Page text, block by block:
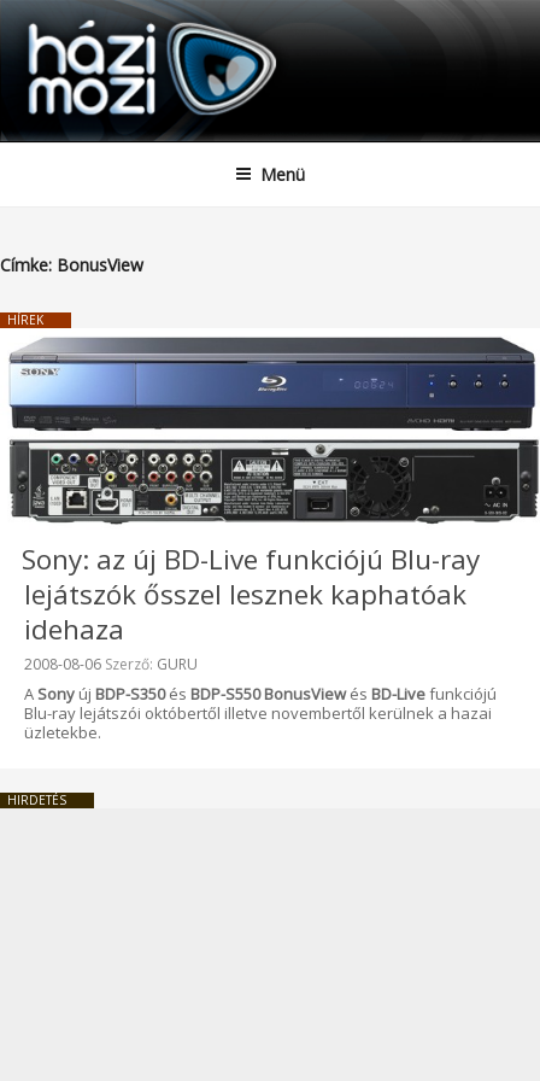
Tartalomhoz
HAZIMOZI
Menü
Címke: BonusView
HÍREK
Sony: az új BD-Live funkciójú Blu-ray
lejátszók ősszel lesznek kaphatóak
idehaza
Beküldve:
2008-08-06 Szerző: GURU
A Sony új BDP-S350és BDP-S550 BonusViewés BD-Livefunkciójú
Blu-ray lejátszói októbertől illetve novembertől kerülnek a hazai
üzletekbe.
HIRDETÉS